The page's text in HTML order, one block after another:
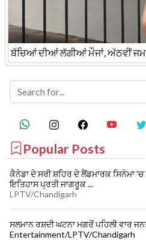
ਬੱਚਿਆਂ ਦੀਆਂ ਲੱਗੀਆਂ ਮੌਜਾਂ, ਅੱਠਵੀਂ
Popular Posts
ਕੈਨੇਡਾ ਦੇ ਸਰੀ ਸ਼ਹਿਰ ਦੇ ਲੈਂਡਮਾਰਕ ਸਿਨੇਮਾ
ਇਤਿਹਾਸ ਪ੍ਰਤੀ ਜਾਗਰੂਕ ...
LPTV/Chandigarh
ਸਲਮਾਨ ਰਸ਼ਦੀ ਘਟਨਾ ਮਗਰੋਂ ਪਹਿਲੀ ਵਾਰ
Entertainment/LPTV/Chandigarh